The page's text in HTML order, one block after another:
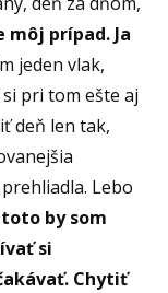
môj prípad. Ja
jeden vlak,
pri tom ešte aj
deň len tak,
Lebo
by som
si
Chytiť